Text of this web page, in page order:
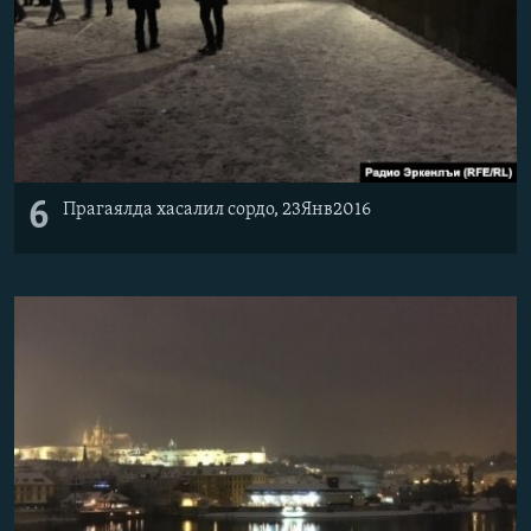
6 Прагаялда хасалил сордо, 23Янв2016